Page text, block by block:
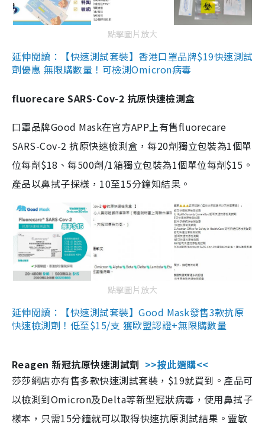
點擊圖片放大
延伸閱讀：【快速測試套裝】香港口罩品牌$19快速測試
劑優惠 無限購數量！可檢測Omicron病毒
fluorecare SARS-Cov-2 抗原快速檢測盒
口罩品牌Good Mask在官方APP上有售fluorecare
SARS-Cov-2 抗原快速檢測盒，每20劑獨立包裝為1個單
位每劑$18、每500劑/1箱獨立包裝為1個單位每劑$15。
產品以鼻拭子採樣，10至15分鐘知結果。
點擊圖片放大
延伸閱讀：【快速測試套裝】Good Mask發售3款抗原
快速檢測劑！低至$15/支 獲歐盟認證+無限購數量
Reagen 新冠抗原快速測試劑 >>按此選購<<
莎莎網店亦有售多款快速測試套裝，$19就買到。產品可
以檢測到Omicron及Delta等新型冠狀病毒，使用鼻拭子
樣本，只需15分鐘就可以取得快速抗原測試結果。靈敏